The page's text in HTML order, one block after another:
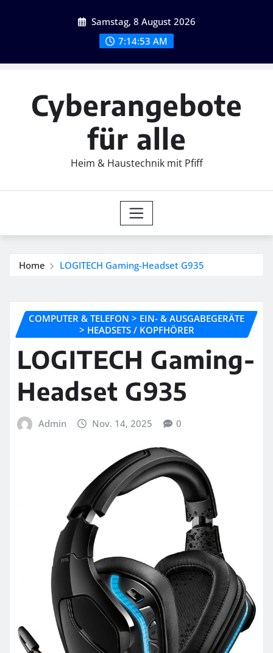
Samstag, 8 August 2026
7:14:54 AM
Cyberangebote
für alle
Heim & Haustechnik mit Pfiff
Home LOGITECH Gaming-Headset G935
COMPUTER & TELEFON > EIN- & AUSGABEGERÄTE
> HEADSETS / KOPFHÖRER
LOGITECH Gaming-
Headset G935
Admin Nov. 14, 2025 0